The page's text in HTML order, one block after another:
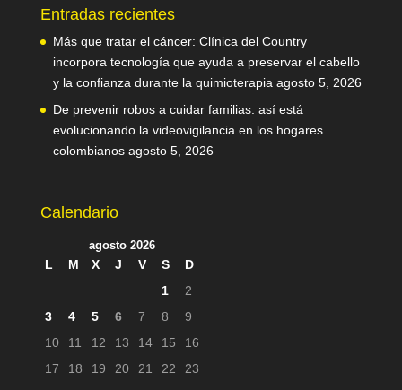
Entradas recientes
Más que tratar el cáncer: Clínica del Country
incorpora tecnología que ayuda a preservar el cabello
y la confianza durante la quimioterapia agosto 5, 2026
De prevenir robos a cuidar familias: así está
evolucionando la videovigilancia en los hogares
colombianos agosto 5, 2026
Calendario
agosto 2026
L M X J V S
D
1
2
3
4 5 6 7 8
9
10
11 12 13 14 15
16
17
18 19 20 21 22
23